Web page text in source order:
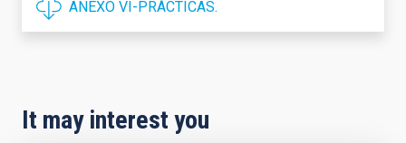
ANEXO VI-PRÁCTICAS.
It may interest you